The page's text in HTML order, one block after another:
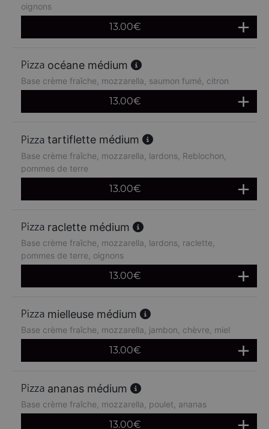
oignons
13.00€
océane médium
Base crème fraîche, mozzarella, saumon fumé, citron
13.00€
tartiflette médium
Base crème fraîche, mozzarella, lardons, Reblochon,
pommes de terre
13.00€
raclette médium
Base crème fraîche, mozzarella, lardons, raclette,
pommes de terre, oignons
13.00€
mielleuse médium
Base crème fraîche, mozzarella, jambon, chèvre, miel
13.00€
ananas médium
Base crème fraîche, mozzarella, poulet, ananas
13.00€